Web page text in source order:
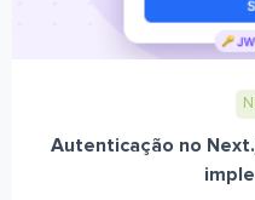
Autenticação no